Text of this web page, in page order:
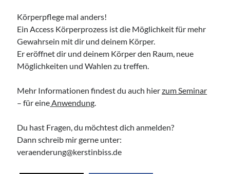
Sonntag, 09 August 2026
Access Foundation ® mit Anja Ziener -
,Kerstin Biß – Räume für mehr… | Ganzheitliche Wegbegleitung &
Coaching, Oedenberger Str. 65/Eingang B, 90491 Nürnberg,
Deutschland
Montag, 10 August 2026
Körperpflege mal anders!
Ein Access Körperprozess ist die Möglichkeit für mehr
Gewahrsein mit dir und deinem Körper.
Er eröffnet dir und deinem Körper den Raum, neue
Möglichkeiten und Wahlen zu treffen.
Mehr Informationen findest du auch hierzum Seminar
– für eineAnwendung.
Du hast Fragen, du möchtest dich anmelden?
Dann schreib mir gerne unter:
veraenderung@kerstinbiss.de